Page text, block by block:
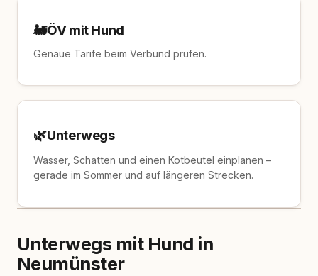
🚂ÖV mit Hund
Genaue Tarife beim Verbund prüfen.
🌿Unterwegs
Wasser, Schatten und einen Kotbeutel einplanen –
gerade im Sommer und auf längeren Strecken.
Unterwegs mit Hund in
Neumünster